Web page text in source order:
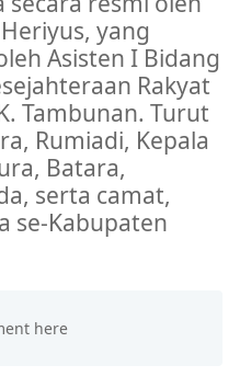
yang
Asisten I Bidang
Rakyat
Tambunan. Turut
Rumiadi, Kepala
Batara,
serta camat,
se-Kabupaten